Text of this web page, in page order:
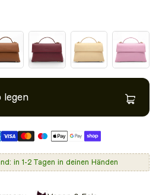
legen
in 1-2 Tagen in deinen Händen